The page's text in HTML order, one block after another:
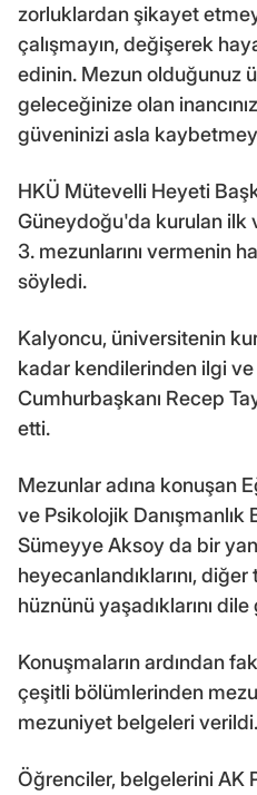
zorluklardan şikayet
çalışmayın, değişerek
edinin. Mezun olduğunuz
geleceğinize olan
güveninizi asla
HKÜ Mütevelli Heyeti
Güneydoğu'da kurulan ilk
3. mezunlarını vermenin
söyledi.
Kalyoncu, üniversitenin
kadar kendilerinden ilgi
Cumhurbaşkanı Recep
etti.
Mezunlar adına konuşan
ve Psikolojik Danışmanlık
Sümeyye Aksoy da bir
heyecanlandıklarını, diğer
hüznünü yaşadıklarını
Konuşmaların ardından
çeşitli bölümlerinden
mezuniyet belgeleri verildi.
Öğrenciler, belgelerini AK